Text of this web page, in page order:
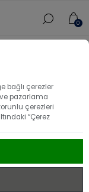
bağlı çerezler
pazarlama
çerezleri
“Çerez
0
Ucu